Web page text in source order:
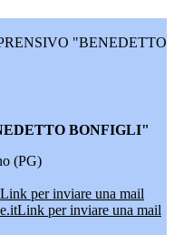
"BENEDETTO
BONFIGLI"
(PG)
Link per inviare una mail
Link per inviare una mail